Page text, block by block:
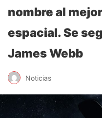
nombre al
espacial. Se
James Webb
Noticias